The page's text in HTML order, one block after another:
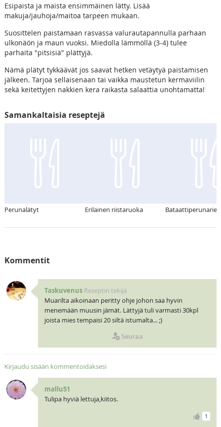
Esipaista ja maista ensimmäinen lätty. Lisää
makuja/jauhoja/maitoa tarpeen mukaan.
Suosittelen paistamaan rasvassa valurautapannulla parhaan
ulkonäön ja maun vuoksi. Miedolla lämmöllä (3-4) tulee
parhaita "pitsisiä" plättyjä.
Nämä plätyt tykkäävät jos saavat hetken vetäytyä paistamisen
jälkeen. Tarjoa sellaisenaan tai vaikka maustetun kermaviilin
sekä keitettyjen nakkien kera raikasta salaattia unohtamatta!
Samankaltaisia reseptejä
Perunalätyt Erilainen riistaruoka
Kommentit
Taskuvenus Reseptin tekijä
Muarilta aikoinaan peritty ohje johon saa hyvin
menemään muusin jämät. Lättyjä tuli varmasti 30kpl
joista mies tempaisi 20 siltä istumalta... ;)
Seuraa
Kirjaudu sisään kommentoidaksesi
mallu51
Tulipa hyviä lettuja,kiitos.
1